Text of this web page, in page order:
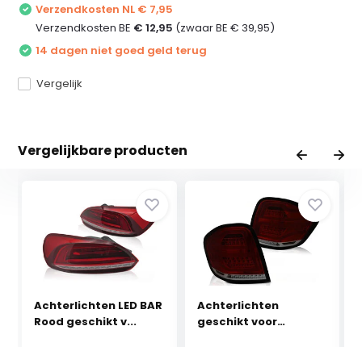
Verzendkosten NL € 7,95
Verzendkosten BE € 12,95 (zwaar BE € 39,95)
14 dagen niet goed geld terug
Vergelijk
Vergelijkbare producten
Achterlichten LED BAR
Rood geschikt v...
Achterlichten
geschikt voor